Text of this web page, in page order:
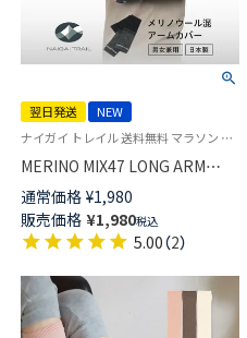
翌日発送
NEW
ナイガイ トレイル 送料無料 マラソン ランニング キャンプ アウトドア グッズ 登山 マラソン トレイルランニング ウール
MERINO MIX47 LONG ARM
COVER メリノウール混 （メリノ
ウール47％使用）登山 ロングア
ームカバー アームウォーマー
日本製 ユニセックス メンズ レ
90370806
通常価格 ¥1,980
販売価格 ¥1,980税込
5.00（2）